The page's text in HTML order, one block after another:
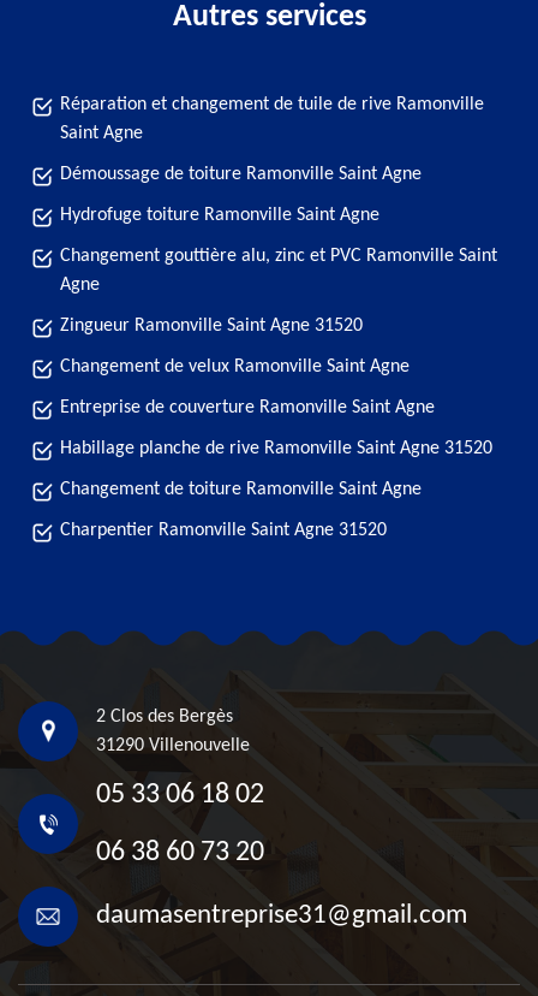
Autres services
Réparation et changement de tuile de rive Ramonville
Saint Agne
Démoussage de toiture Ramonville Saint Agne
Hydrofuge toiture Ramonville Saint Agne
Changement gouttière alu, zinc et PVC Ramonville Saint
Agne
Zingueur Ramonville Saint Agne 31520
Changement de velux Ramonville Saint Agne
Entreprise de couverture Ramonville Saint Agne
Habillage planche de rive Ramonville Saint Agne 31520
Changement de toiture Ramonville Saint Agne
Charpentier Ramonville Saint Agne 31520
2 Clos des Bergès
31290 Villenouvelle
05 33 06 18 02
06 38 60 73 20
daumasentreprise31@gmail.com